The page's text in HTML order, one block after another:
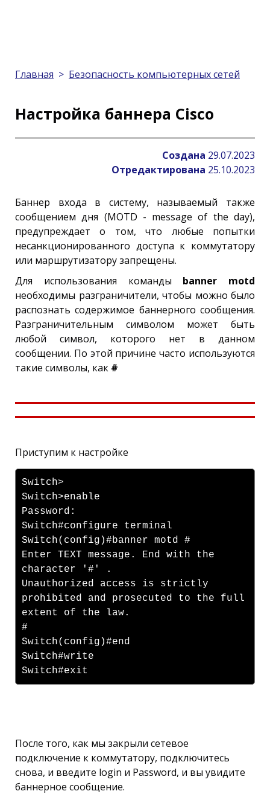
Главная > Безопасность компьютерных сетей
Настройка баннера Сisco
Создана 29.07.2023
Отредактирована 25.10.2023
Баннер входа в систему, называемый также
сообщением дня (MOTD - message of the day),
предупреждает о том, что любые попытки
несанкционированного доступа к коммутатору
или маршрутизатору запрещены.
Для использования команды banner motd
необходимы разграничители, чтобы можно было
распознать содержимое баннерного сообщения.
Разграничительным символом может быть
любой символ, которого нет в данном
сообщении. По этой причине часто используются
такие символы, как #
Приступим к настройке
Switch>
Switch>enable
Password:
Switch#configure terminal
Switch(config)#banner motd #
Enter TEXT message. End with the
character '#' .
Unauthorized access is strictly
prohibited and prosecuted to the full
extent of the law.
#
Switch(config)#end
Switch#write
Switch#exit
После того, как мы закрыли сетевое
подключение к коммутатору, подключитесь
снова, и введите login и Password, и вы увидите
баннерное сообщение.